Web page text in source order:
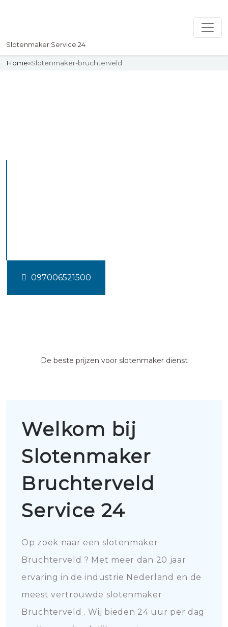
Slotenmaker Service 24
Home»Slotenmaker-bruchterveld
097006521500
De beste prijzen voor slotenmaker dienst
Welkom bij
Slotenmaker
Bruchterveld
Service 24
Op zoek naar een slotenmaker
Bruchterveld ? Met meer dan 20 jaar
ervaring in de industrie Nederland en de
meest vertrouwde slotenmaker
Bruchterveld . Wij bieden 24 uur per dag